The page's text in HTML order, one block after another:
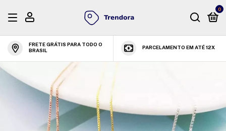
0
FRETE GRÁTIS PARA TODO O
BRASIL
PARCELAMENTO EM ATÉ 12X